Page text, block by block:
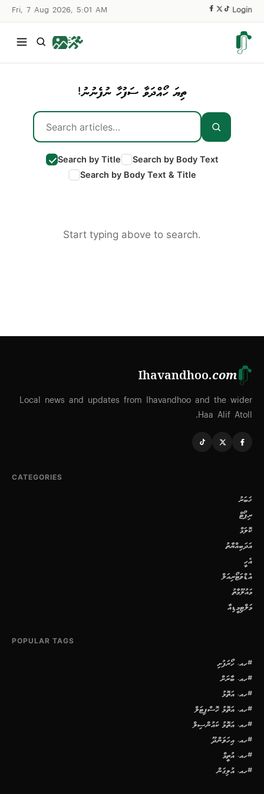
Fri, 7 Aug 2026, 5:01 AM Login
ތިޔަ ހޯއްދަވާ ސަފުހާ ނުފެނުނު!
Search by Title
Search by Body Text
Search by Body Text & Title
Start typing above to search.
Ihavandhoo.com
Local news and updates from Ihavandhoo and the wider
Haa Alif Atoll.
CATEGORIES
ޚަބަރު
ރިޕޯޓް
ކޮލަމް
އަދަބިއްޔާތު
އެހީ
އެޑްވަޓޯރިއަލް
މައުލޫމާތު
މަލްޓިމީޑިއާ
POPULAR TAGS
#ހއ. ހޯރަފުށި
#ހއ. ބާރަށް
#ހއ. އަތޮޅު
#ހއ. އަތޮޅު ހޮސްޕިޓަލް
#ހއ. އަތޮޅު ކައުންސިލް
#ހއ. އިހަވަންދޫ
#ހއ. އުތީމް
#ހއ. އުލިގަން